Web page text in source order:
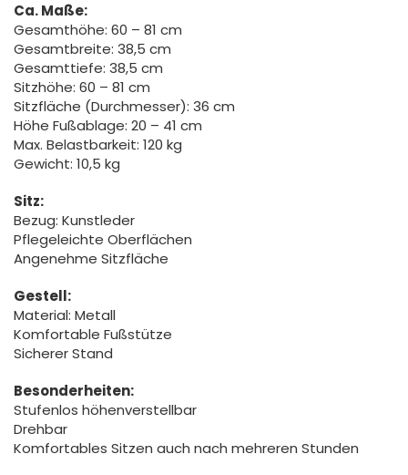
Ca. Maße:
Gesamthöhe: 60 – 81 cm
Gesamtbreite: 38,5 cm
Gesamttiefe: 38,5 cm
Sitzhöhe: 60 – 81 cm
Sitzfläche (Durchmesser): 36 cm
Höhe Fußablage: 20 – 41 cm
Max. Belastbarkeit: 120 kg
Gewicht: 10,5 kg
Sitz:
Bezug: Kunstleder
Pflegeleichte Oberflächen
Angenehme Sitzfläche
Gestell:
Material: Metall
Komfortable Fußstütze
Sicherer Stand
Besonderheiten:
Stufenlos höhenverstellbar
Drehbar
Komfortables Sitzen auch nach mehreren Stunden